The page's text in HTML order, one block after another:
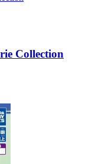
Collection